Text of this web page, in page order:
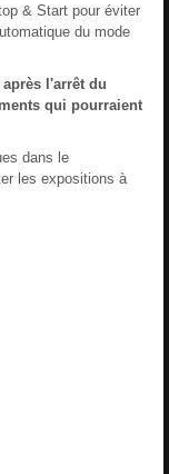
& Start pour éviter
du mode
l'arrêt du
qui pourraient
dans le
les expositions à